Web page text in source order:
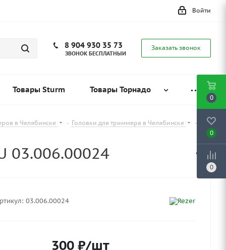
Войти
8 904 930 35 73
ЗВОНОК БЕСПЛАТНЫЙ
Заказать звонок
Товары Sturm Товары Торнадо
в Челябинске - Головки для триммера в Челябинске
-
03.006.00024
03.006.00024
300 ₽/шт
0
0
0